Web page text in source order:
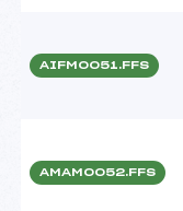
AIFM0051.FFS
AMAM0052.FFS